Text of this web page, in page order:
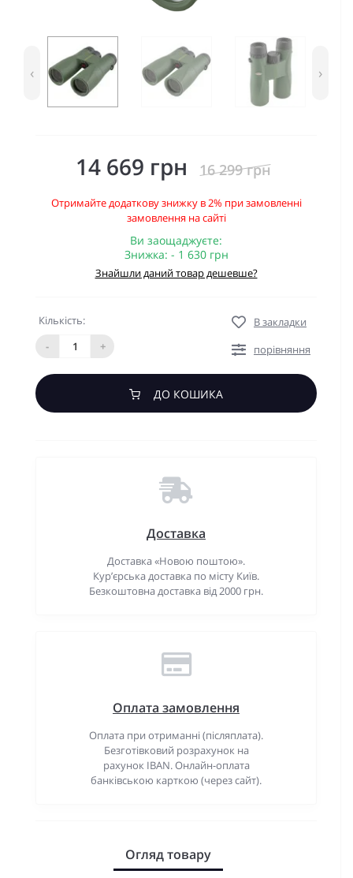
‹ ›
14 669 грн 16 299 грн
Отримайте додаткову знижку в 2% при замовленні
замовлення на сайті
Ви заощаджуєте:
Знижка: - 1 630 грн
Знайшли даний товар дешевше?
Кількість:
-
+
В закладки
порівняння
ДО КОШИКА
Доставка
Доставка «Новою поштою».
Кур’єрська доставка по місту Київ.
Безкоштовна доставка від 2000 грн.
Оплата замовлення
Оплата при отриманні (післяплата).
Безготівковий розрахунок на
рахунок IBAN. Онлайн-оплата
банківською карткою (через сайт).
Огляд товару